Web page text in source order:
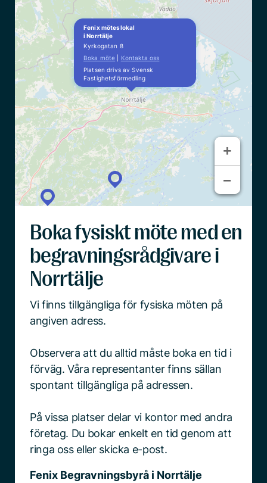
Fenix möteslokal
i Norrtälje
Kyrkogatan 8
Boka möte
Kontakta oss
Platsen drivs av Svensk
Fastighetsförmedling
+
−
+
−
Boka fysiskt möte med en
begravningsrådgivare i
Norrtälje
Vi finns tillgängliga för fysiska möten på
angiven adress.
Observera att du alltid måste boka en tid i
förväg. Våra representanter finns sällan
spontant tillgängliga på adressen.
På vissa platser delar vi kontor med andra
företag. Du bokar enkelt en tid genom att
ringa oss eller skicka e-post.
Fenix Begravningsbyrå i Norrtälje